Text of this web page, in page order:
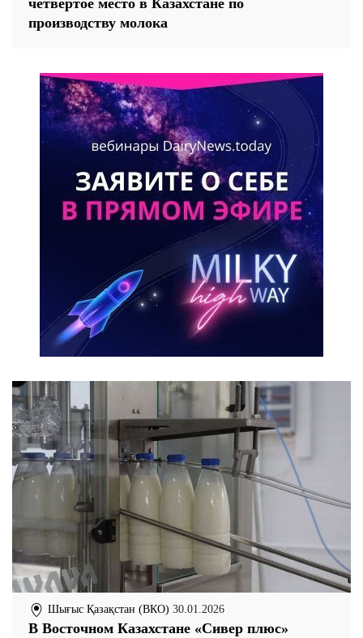
производству молока
Шығыс Қазақстан (ВКО) 30.01.2026
В Восточном Казахстане «Сивер плюс»